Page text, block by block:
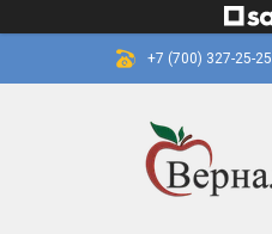
+7 (700) 327-25-25